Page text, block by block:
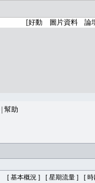
幫助
[ 基本概況 ] [ 星期流量 ] [ 時